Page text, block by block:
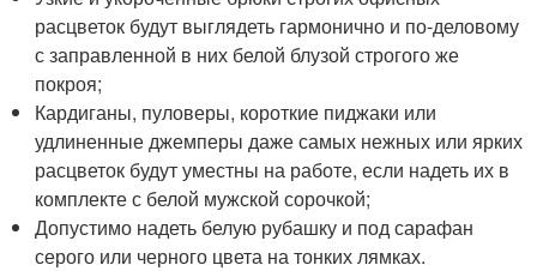
расцветок будут выглядеть гармонично и по-деловому
с заправленной в них белой блузой строгого же
покроя;
Кардиганы, пуловеры, короткие пиджаки или
удлиненные джемперы даже самых нежных или ярких
расцветок будут уместны на работе, если надеть их в
комплекте с белой мужской сорочкой;
Допустимо надеть белую рубашку и под сарафан
серого или черного цвета на тонких лямках.